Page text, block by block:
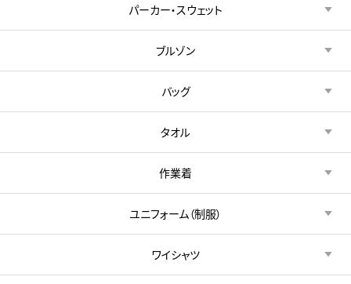
パーカー・スウェット
ブルゾン
バッグ
タオル
作業着
ユニフォーム（制服）
ワイシャツ